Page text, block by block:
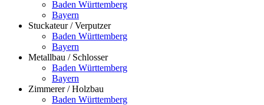
Baden Württemberg
Bayern
Stuckateur / Verputzer
Baden Württemberg
Bayern
Metallbau / Schlosser
Baden Württemberg
Bayern
Zimmerer / Holzbau
Baden Württemberg